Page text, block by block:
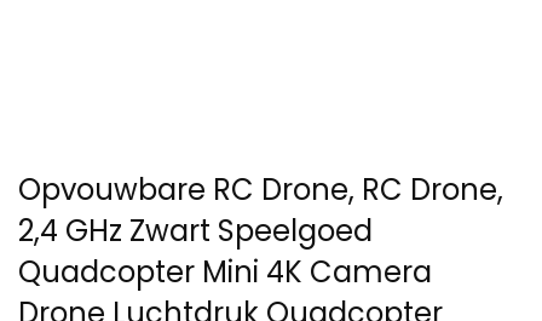
Opvouwbare RC Drone, RC Drone,
2,4 GHz Zwart Speelgoed
Quadcopter Mini 4K Camera